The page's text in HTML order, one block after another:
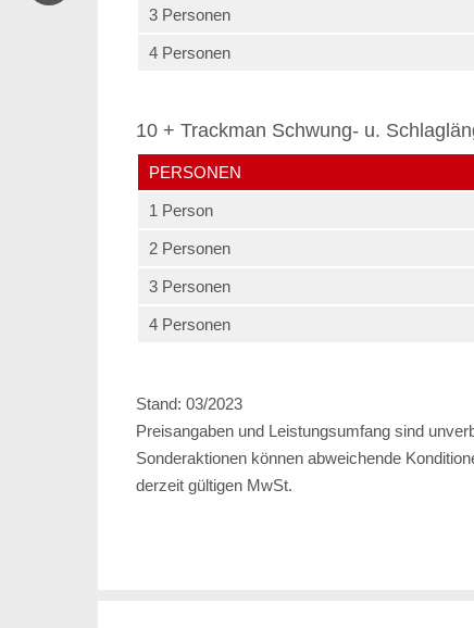
3 Personen
4 Personen
10 + Trackman Schwung- u.
PERSONEN
1 Person
2 Personen
3 Personen
4 Personen
Stand: 03/2023
Preisangaben und Leistungsumfang sind
Sonderaktionen können abweichende
derzeit gültigen MwSt.